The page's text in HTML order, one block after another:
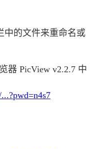
中的文件来重命名或
器 PicView v2.2.7 中